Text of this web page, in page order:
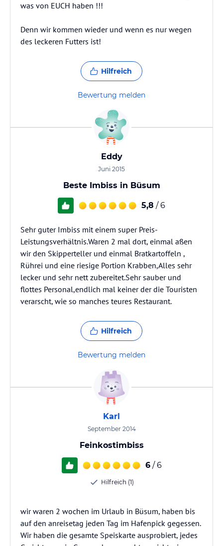
was von EUCH haben !!!
Denn wir kommen wieder und wenn es nur wegen
des leckeren Futters ist!
Hilfreich
Bewertung melden
Eddy
Juni 2015
Beste Imbiss in Büsum
5,8 / 6
Sehr guter Imbiss mit einem super Preis-
Leistungsverhältnis.Waren 2 mal dort, einmal aßen
wir den Skipperteller und einmal Bratkartoffeln ,
Rührei und eine riesige Portion Krabben,Alles sehr
lecker und sehr nett zubereitet.Sehr sauber und
flottes Personal,endlich mal keiner der die Touristen
verarscht, wie so manches teures Restaurant.
Hilfreich
Bewertung melden
Karl
September 2014
Feinkostimbiss
6 / 6
Hilfreich (1)
wir waren 2 wochen im Urlaub in Büsum, haben bis
auf den anreisetag jeden Tag im Hafenpick gegessen.
Wir haben die gesamte Speiskarte ausprobiert, jedes